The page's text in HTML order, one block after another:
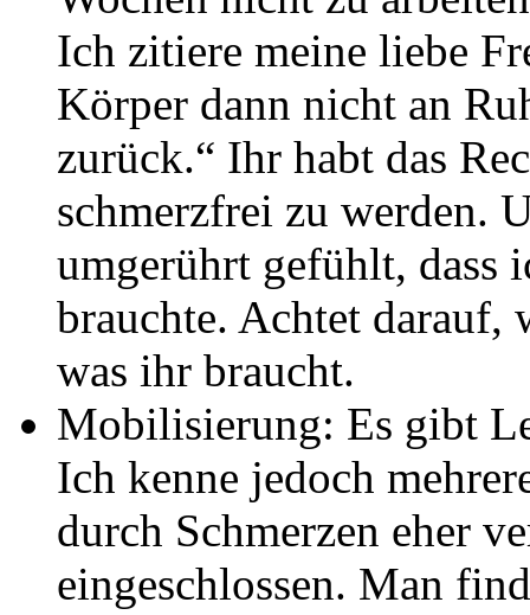
Ich zitiere meine liebe
Körper dann nicht an
zurück.“ Ihr habt das
schmerzfrei zu werden.
umgerührt gefühlt, dass
brauchte. Achtet darauf,
was ihr braucht.
Mobilisierung: Es gibt
Ich kenne jedoch
durch Schmerzen eher
eingeschlossen. Man